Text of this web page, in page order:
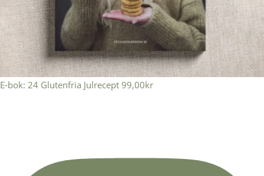
E-bok: 24 Glutenfria Julrecept 99,00kr